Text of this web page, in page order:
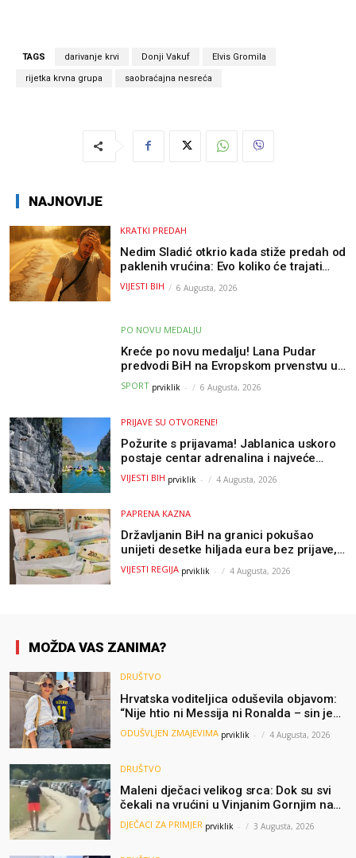
TAGS darivanje krvi Donji Vakuf Elvis Gromila
rijetka krvna grupa saobraćajna nesreća
NAJNOVIJE
KRATKI PREDAH
Nedim Sladić otkrio kada stiže predah od
paklenih vrućina: Evo koliko će trajati
osvježenje u BiH
VIJESTI BIH 6 Augusta, 2026
PO NOVU MEDALJU
Kreće po novu medalju! Lana Pudar
predvodi BiH na Evropskom prvenstvu u
Parizu
SPORT prviklik - 6 Augusta, 2026
PRIJAVE SU OTVORENE!
Požurite s prijavama! Jablanica uskoro
postaje centar adrenalina i najveće
outdoor avanture ovog ljeta
VIJESTI BIH prviklik - 4 Augusta, 2026
PAPRENA KAZNA
Državljanin BiH na granici pokušao
unijeti desetke hiljada eura bez prijave,
uslijedila “paprena” kazna
VIJESTI REGIJA prviklik - 4 Augusta, 2026
MOŽDA VAS ZANIMA?
DRUŠTVO
Hrvatska voditeljica oduševila objavom:
“Nije htio ni Messija ni Ronalda – sin je
želio samo dres Bosne”
ODUŠVLJEN ZMAJEVIMA prviklik - 4 Augusta, 2026
DRUŠTVO
Maleni dječaci velikog srca: Dok su svi
čekali na vrućini u Vinjanim Gornjim na
granici, Ljubi i Šime su dijelili vodu
putnicima
DJEČACI ZA PRIMJER prviklik - 3 Augusta, 2026